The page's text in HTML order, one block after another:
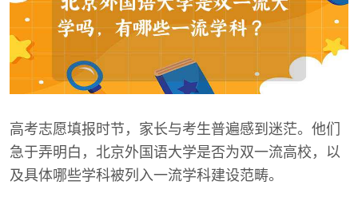
高考志愿填报时节，家长与考生普遍感到迷茫。他们
急于弄明白，北京外国语大学是否为双一流高校，以
及具体哪些学科被列入一流学科建设范畴。